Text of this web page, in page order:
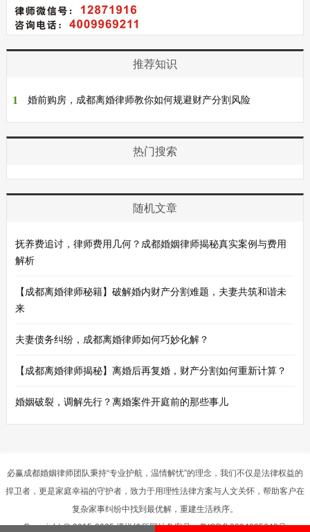
推荐知识
1 婚前购房，成都离婚律师教你如何规避财产分割风险
热门搜索
随机文章
抚养费追讨，律师费用几何？成都婚姻律师揭秘真实案例与费用
解析
【成都离婚律师秘籍】破解婚内财产分割难题，夫妻共筑和谐未
来
夫妻债务纠纷，成都离婚律师如何巧妙化解？
【成都离婚律师揭秘】离婚后再复婚，财产分割如何重新计算？
婚姻破裂，调解先行？离婚案件开庭前的那些事儿
必赢成都婚姻律师团队秉持“专业护航，温情解忧”的理念，我们不仅是法律权益的
捍卫者，更是家庭幸福的守护者，致力于用理性法律方案与人文关怀，帮助客户在
复杂家事纠纷中找到最优解，重建生活秩序。
Copyright @ 2015-2025 淳悦律所网站备案号：粤ICP备2024295643号